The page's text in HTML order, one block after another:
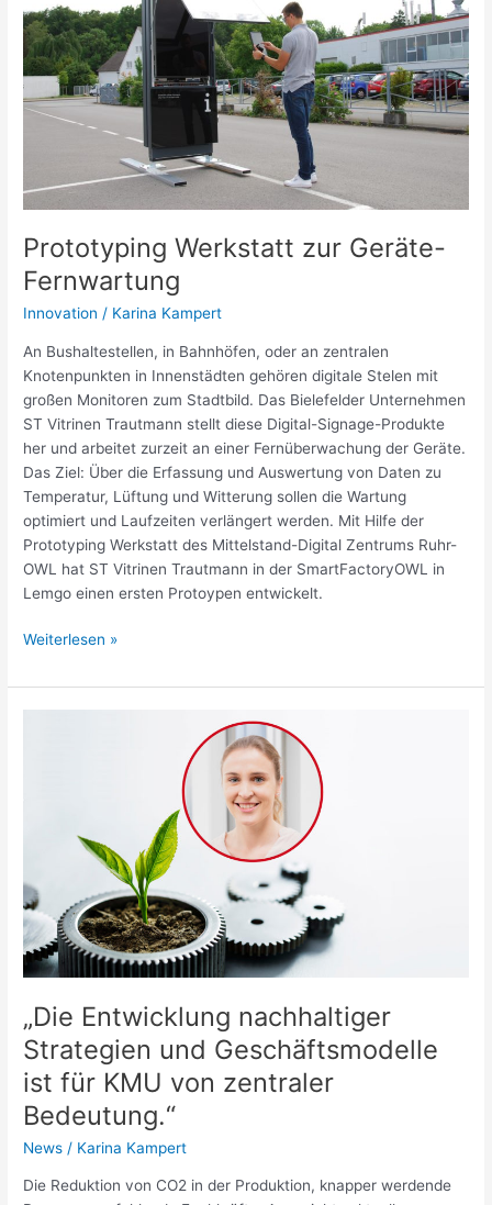
Prototyping Werkstatt zur Geräte-
Fernwartung
Innovation / Karina Kampert
An Bushaltestellen, in Bahnhöfen, oder an zentralen
Knotenpunkten in Innenstädten gehören digitale Stelen mit
großen Monitoren zum Stadtbild. Das Bielefelder Unternehmen
ST Vitrinen Trautmann stellt diese Digital-Signage-Produkte
her und arbeitet zurzeit an einer Fernüberwachung der Geräte.
Das Ziel: Über die Erfassung und Auswertung von Daten zu
Temperatur, Lüftung und Witterung sollen die Wartung
optimiert und Laufzeiten verlängert werden. Mit Hilfe der
Prototyping Werkstatt des Mittelstand-Digital Zentrums Ruhr-
OWL hat ST Vitrinen Trautmann in der SmartFactoryOWL in
Lemgo einen ersten Protoypen entwickelt.
Fernwartung
Weiterlesen »
„Die Entwicklung nachhaltiger
Strategien und Geschäftsmodelle
ist für KMU von zentraler
Bedeutung.“
News / Karina Kampert
Die Reduktion von CO2 in der Produktion, knapper werdende
Geschäftsmodelle
für
KMU
von
zentraler